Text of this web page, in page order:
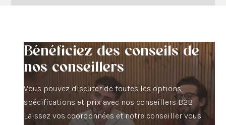
Bénéficiez des conseils de
nos conseillers
Vous pouvez discuter de toutes les options,
spécifications et prix avec nos conseillers B2B.
Laissez vos coordonnées et notre conseiller vous